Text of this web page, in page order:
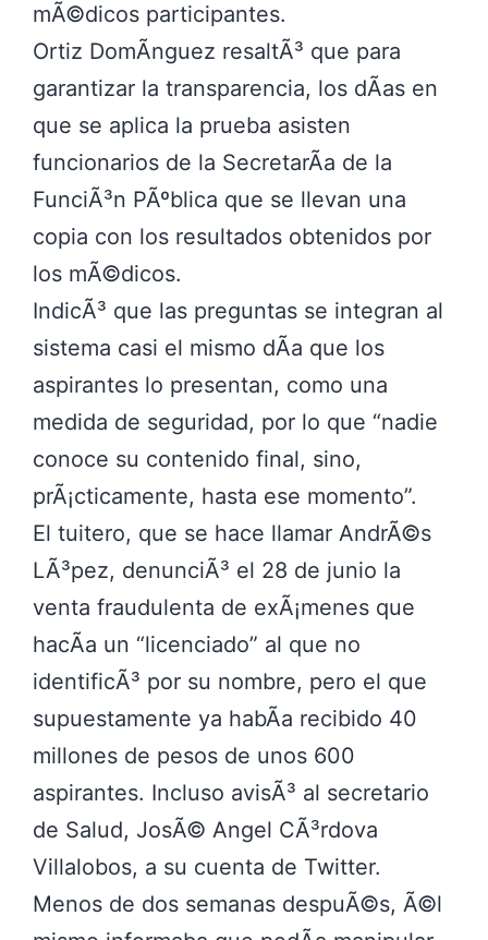
mÃ©dicos participantes.
Ortiz DomÃ­nguez resaltÃ³ que para
garantizar la transparencia, los dÃ­as en
que se aplica la prueba asisten
funcionarios de la SecretarÃ­a de la
FunciÃ³n PÃºblica que se llevan una
copia con los resultados obtenidos por
los mÃ©dicos.
IndicÃ³ que las preguntas se integran al
sistema casi el mismo dÃ­a que los
aspirantes lo presentan, como una
medida de seguridad, por lo que
nadie
conoce su contenido final, sino,
prÃ¡cticamente, hasta ese momento .
El tuitero, que se hace llamar AndrÃ©s
LÃ³pez, denunciÃ³ el 28 de junio la
venta fraudulenta de exÃ¡menes que
hacÃ­a un
licenciado
al que no
identificÃ³ por su nombre, pero el que
supuestamente ya habÃ­a recibido 40
millones de pesos de unos 600
aspirantes. Incluso avisÃ³ al secretario
de Salud, JosÃ© Angel CÃ³rdova
Villalobos, a su cuenta de Twitter.
Menos de dos semanas despuÃ©s, Ã©l